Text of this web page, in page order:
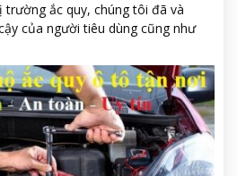
ắc quy, chúng tôi đã và
của người tiêu dùng cũng như